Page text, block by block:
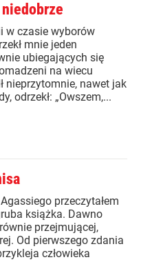
w czasie wyborów
mnie jeden
ubiegających się
na wiecu
nieprzytomnie, nawet jak
odrzekł: „Owszem,...
przeczytałem
książka. Dawno
przejmującej,
Od pierwszego zdania
człowieka